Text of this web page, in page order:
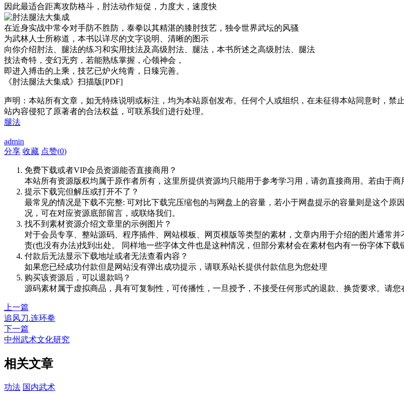
因此最适合距离攻防格斗，肘法动作短促，力度大，速度快
在近身实战中常令对手防不胜防，泰拳以其精湛的膝肘技艺，独令世界武坛的风骚
为武林人士所称道，本书以详尽的文字说明、清晰的图示
向你介绍肘法、腿法的练习和实用技法及高级肘法、腿法，本书所述之高级肘法、腿法
技法奇特，变幻无穷，若能熟练掌握，心领神会，
即进入搏击的上乘，技艺已炉火纯青，日臻完善。
《肘法腿法大集成》扫描版[PDF]
声明：本站所有文章，如无特殊说明或标注，均为本站原创发布。任何个人或组织，在未征得本站同意时，
站内容侵犯了原著者的合法权益，可联系我们进行处理。
腿法
admin
分享 收藏 点赞(0)
免费下载或者VIP会员资源能否直接商用？
本站所有资源版权均属于原作者所有，这里所提供资源均只能用于参考学习用，请勿直接商用。若由于
提示下载完但解压或打开不了？
最常见的情况是下载不完整: 可对比下载完压缩包的与网盘上的容量，若小于网盘提示的容量则是这个
况，可在对应资源底部留言，或联络我们。
找不到素材资源介绍文章里的示例图片？
对于会员专享、整站源码、程序插件、网站模板、网页模版等类型的素材，文章内用于介绍的图片通常
责(也没有办法)找到出处。 同样地一些字体文件也是这种情况，但部分素材会在素材包内有一份字体下载
付款后无法显示下载地址或者无法查看内容？
如果您已经成功付款但是网站没有弹出成功提示，请联系站长提供付款信息为您处理
购买该资源后，可以退款吗？
源码素材属于虚拟商品，具有可复制性，可传播性，一旦授予，不接受任何形式的退款、换货要求。请
上一篇
追风刀.连环拳
下一篇
中州武术文化研究
相关文章
功法 国内武术